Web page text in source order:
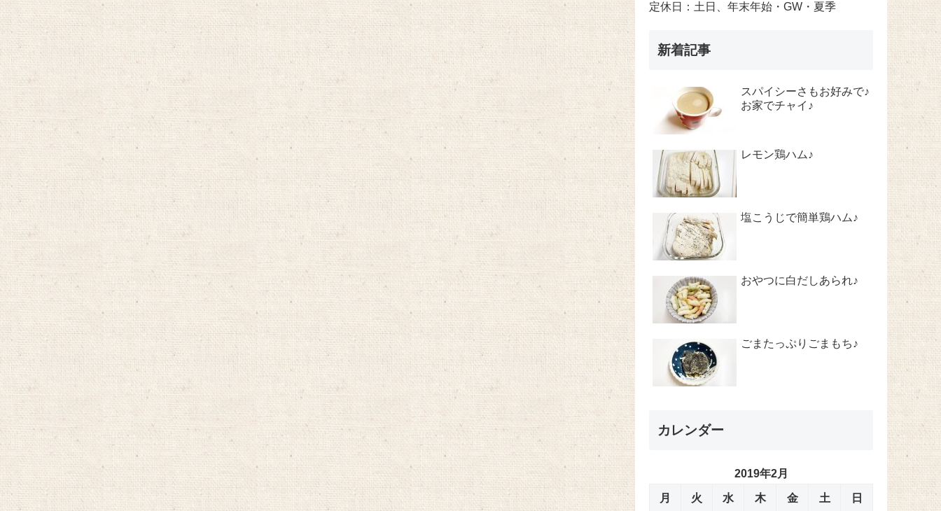
定休日：土日、年末年始・GW・夏季
新着記事
スパイシーさもお好みで♪
お家でチャイ♪
レモン鶏ハム♪
塩こうじで簡単鶏ハム♪
おやつに白だしあられ♪
ごまたっぷりごまもち♪
カレンダー
2019年2月
月 火 水 木 金 土 日